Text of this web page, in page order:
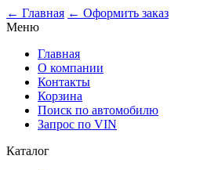
← Главная ← Оформить заказ
Меню
Главная
О компании
Контакты
Корзина
Поиск по автомобилю
Запрос по VIN
Каталог